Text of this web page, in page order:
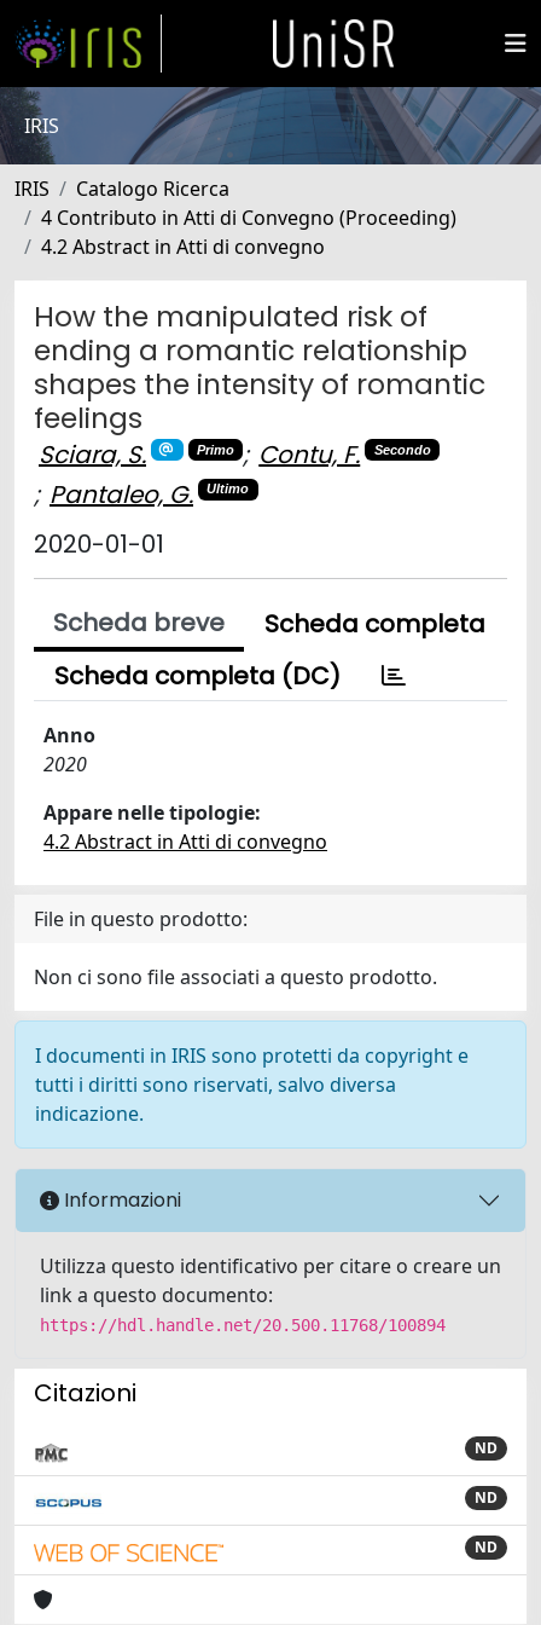
IRIS
IRIS
Catalogo Ricerca
4 Contributo in Atti di Convegno (Proceeding)
4.2 Abstract in Atti di convegno
How the manipulated risk of
ending a romantic relationship
shapes the intensity of romantic
feelings
Sciara, S. Primo ; Contu, F. Secondo
; Pantaleo, G. Ultimo
2020-01-01
Scheda breve
Scheda completa
Scheda completa (DC)
Anno
2020
Appare nelle tipologie:
4.2 Abstract in Atti di convegno
File in questo prodotto:
Non ci sono file associati a questo prodotto.
I documenti in IRIS sono protetti da copyright e
tutti i diritti sono riservati, salvo diversa
indicazione.
Informazioni
Utilizza questo identificativo per citare o creare un
link a questo documento:
https://hdl.handle.net/20.500.11768/100894
Citazioni
ND
ND
ND